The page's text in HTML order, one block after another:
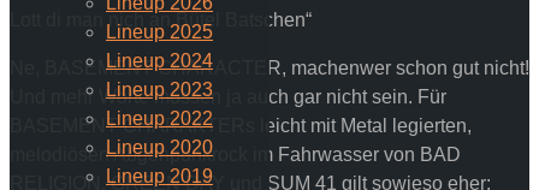
Lineup 2025
Lineup 2024
Lineup 2023
Lineup 2022
Lineup 2020
Lineup 2019
Lott di man nich an Bütel Batschen“
Ne, BASEMENT CHARACTER, machenwer schon gut nicht!
Und mehr Worte müssen ja auch gar nicht sein. Für
BASEMENT CHARAKTERs leicht mit Metal legierten,
melodiösen Abgehpunkrock im Fahrwasser von BAD
RELIGION, GREEN DAY und SUM 41 gilt sowieso eher: